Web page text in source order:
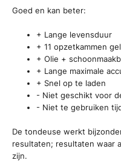
Goed en kan beter:
+ Lange levensduur
+ 11 opzetkammen
+ Olie +
+ Lange maximale
+ Snel op te laden
- Niet geschikt voor
- Niet te gebruiken
De tondeuse werkt
resultaten; resultaten waar
zijn.